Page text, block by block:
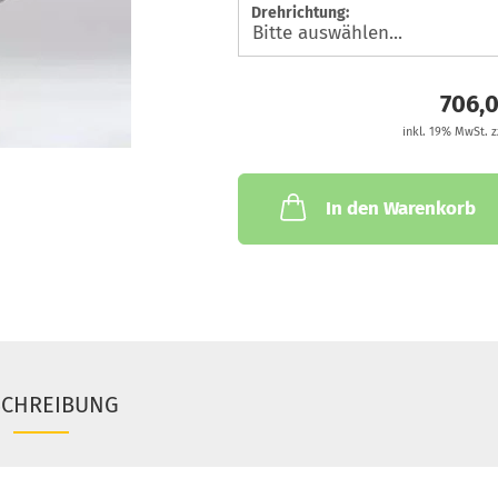
Drehrichtung:
inkl. 19% MwSt.
In den Warenkorb